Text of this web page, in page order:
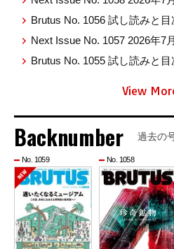
Brutus No. 1056 試し読みと目
Next Issue No. 1057 2026年7
Brutus No. 1055 試し読みと目
View
Backnumber 過去の
No. 1059 No. 1058